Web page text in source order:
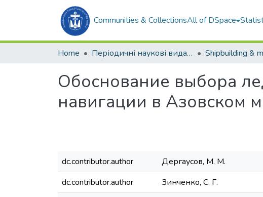
Communities & CollectionsAll of DSpace
Home Періодичні наукові видання
Обоснование выбора
навигации в Азовском
dc.contributor.author
Дергаусов, М. М.
dc.contributor.author
Зинченко, С. Г.